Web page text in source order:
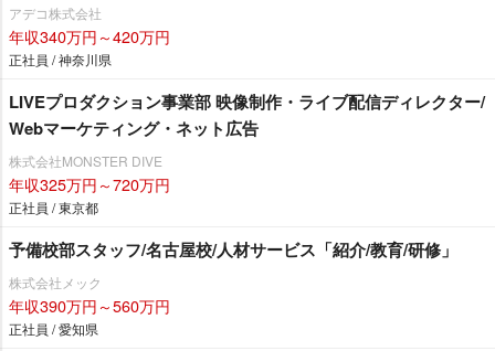
アデコ株式会社
年収340万円～420万円
正社員 / 神奈川県
LIVEプロダクション事業部 映像制作・ライブ配信ディレクター/
Webマーケティング・ネット広告
株式会社MONSTER DIVE
年収325万円～720万円
正社員 / 東京都
予備校部スタッフ/名古屋校/人材サービス「紹介/教育/研修」
株式会社メック
年収390万円～560万円
正社員 / 愛知県